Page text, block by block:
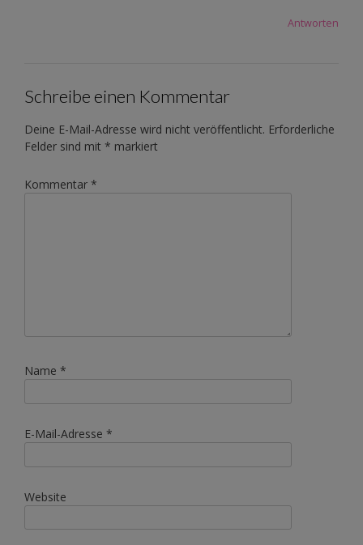
Antworten
Schreibe einen Kommentar
Deine E-Mail-Adresse wird nicht veröffentlicht. Erforderliche
Felder sind mit * markiert
Kommentar *
Name *
E-Mail-Adresse *
Website